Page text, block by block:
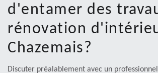
d'entamer des
rénovation
Chazemais?
Discuter préalablement avec un